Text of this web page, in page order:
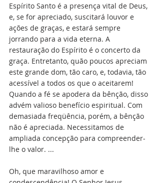
Espírito Santo é a presença vital de Deus,
e, se for apreciado, suscitará louvor e
ações de graças, e estará sempre
jorrando para a vida eterna. A
restauração do Espírito é o concerto da
graça. Entretanto, quão poucos apreciam
este grande dom, tão caro, e, todavia, tão
acessível a todos os que o aceitarem!
Quando a fé se apodera da bênção, disso
advém valioso benefício espiritual. Com
demasiada freqüência, porém, a bênção
não é apreciada. Necessitamos de
ampliada concepção para compreender-
lhe o valor. ...
Oh, que maravilhoso amor e